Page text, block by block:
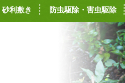
利敷き 防虫駆除・害虫駆除